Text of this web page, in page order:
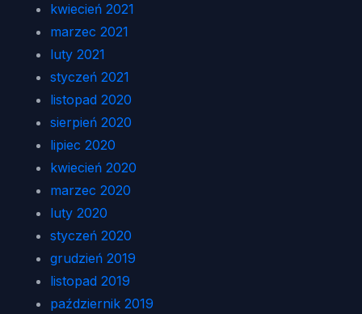
kwiecień 2021
marzec 2021
luty 2021
styczeń 2021
listopad 2020
sierpień 2020
lipiec 2020
kwiecień 2020
marzec 2020
luty 2020
styczeń 2020
grudzień 2019
listopad 2019
październik 2019